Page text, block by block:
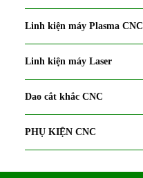
Linh kiện máy Plasma CNC
Linh kiện máy Laser
Dao cắt khắc CNC
PHỤ KIỆN CNC